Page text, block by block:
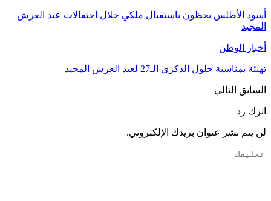
أسود الأطلس يحظون باستقبال ملكي خلال احتفالات عيد العرش
المجيد
أخبار الوطن
تهنئة بمناسبة حلول الذكرى الـ27 لعيد العرش المجيد
السابق التالي
اترك رد
لن يتم نشر عنوان بريدك الإلكتروني.